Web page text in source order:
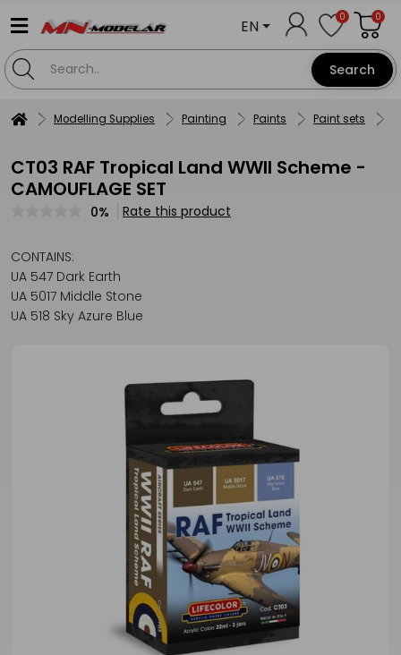
Search
EN 0 0
Modelling Supplies Painting Paints Paint sets
CT03 RAF Tropical Land WWII Scheme -
CAMOUFLAGE SET
0% Rate this product
CONTAINS:
UA 547 Dark Earth
UA 5017 Middle Stone
UA 518 Sky Azure Blue